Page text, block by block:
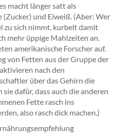
macht länger satt als
und Eiweiß. (Aber: Wer
zu sich nimmt, kurbelt damit
mehr üppige Mahlzeiten an.
amerikanische Forscher auf.
von Fetten aus der Gruppe der
nach den
über das Gehirn die
dafür, dass auch die anderen
Fette rasch ins
also rasch dick machen.)